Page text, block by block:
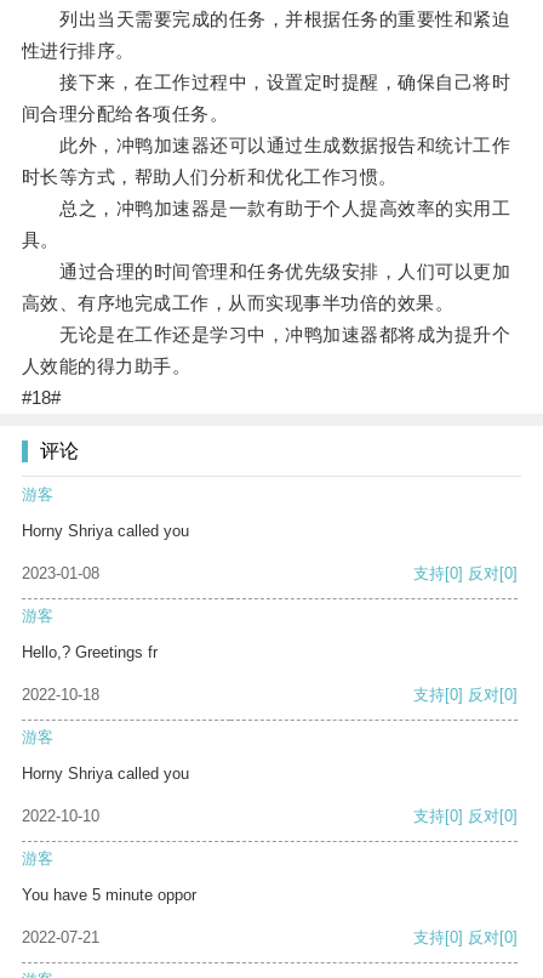
列出当天需要完成的任务，并根据任务的重要性和紧迫
性进行排序。
接下来，在工作过程中，设置定时提醒，确保自己将时
间合理分配给各项任务。
此外，冲鸭加速器还可以通过生成数据报告和统计工作
时长等方式，帮助人们分析和优化工作习惯。
总之，冲鸭加速器是一款有助于个人提高效率的实用工
具。
通过合理的时间管理和任务优先级安排，人们可以更加
高效、有序地完成工作，从而实现事半功倍的效果。
无论是在工作还是学习中，冲鸭加速器都将成为提升个
人效能的得力助手。
#18#
评论
游客
Horny Shriya called you
2023-01-08 支持[0] 反对[0]
游客
Hello,? Greetings fr
2022-10-18 支持[0] 反对[0]
游客
Horny Shriya called you
2022-10-10 支持[0] 反对[0]
游客
You have 5 minute oppor
2022-07-21 支持[0] 反对[0]